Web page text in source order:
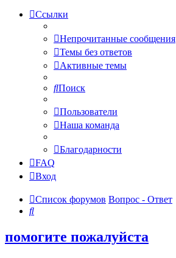
Ссылки
Непрочитанные сообщения
Темы без ответов
Активные темы
Поиск
Пользователи
Наша команда
Благодарности
FAQ
Вход
Список форумов Вопрос - Ответ
Поиск
помогите пожалуйста